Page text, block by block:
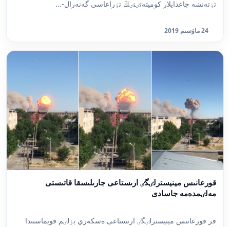
تٶتەنشە جاعدايلار كوميتەتٸنٸڭ تٶراعاسى گەنەرال-...
24 ماۋسىم 2019
قورعانىس مينيسترلٸگٸ ارىستاعى جارىلىسقا قاتىستى
مەلٸمدەمە جاسادى
قر قورعانىس مينيسترلٸگٸ ارىستاعى ەسكەري بٶلٸم قويماسىندا